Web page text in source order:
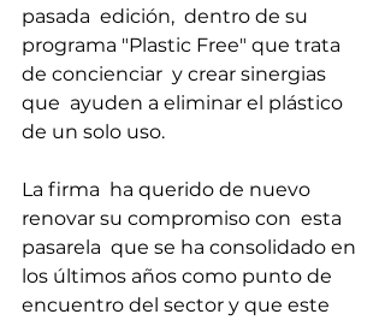
pasada  edición,  dentro de su
programa "Plastic Free" que trata
de concienciar  y crear sinergias
que  ayuden a eliminar el plástico
de un solo uso.
La firma  ha querido de nuevo
renovar su compromiso con  esta
pasarela  que se ha consolidado en
los últimos años como punto de
encuentro del sector y que este